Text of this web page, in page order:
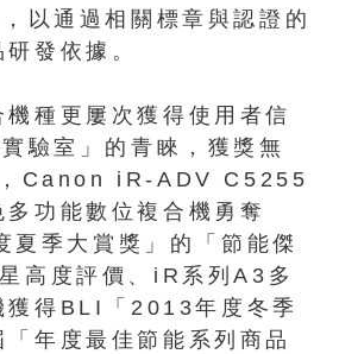
以通過相關標章與認證的
發依據。
種更屢次獲得使用者信
驗室」的青睞，獲獎無
Canon iR-ADV C5255
功能數位複合機勇奪
季大賞獎」的「節能傑
高度評價、iR系列A3多
獲得BLI「2013年度冬季
年度最佳節能系列商品